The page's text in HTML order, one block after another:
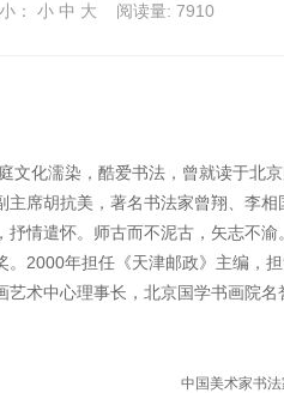
： 小 中 大 阅读量: 7910
文化濡染，酷爱书法，曾就读于北
席胡抗美，著名书法家曾翔、李相
抒情遣怀。师古而不泥古，矢志不渝
。2000年担任《天津邮政》主编，
艺术中心理事长，北京国学书画院名
中国美术家书